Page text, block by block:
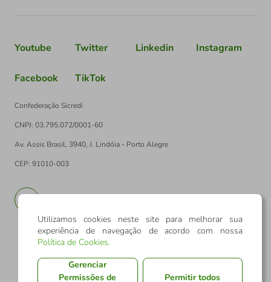
Youtube Twitter Linkedin Instagram
Facebook TikTok
Confederação Sicredi
CNPJ: 03.795.072/0001-60
Av. Assis Brasil, 3940, J. Lindóia - Porto Alegre
CEP: 91010-003
Utilizamos cookies neste site para melhorar sua
experiência de navegação de acordo com nossa
Política de Cookies.
Gerenciar
Permissões de
Permitir todos